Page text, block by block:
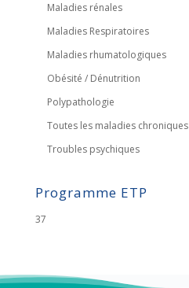
Maladies rénales
Maladies Respiratoires
Maladies rhumatologiques
Obésité / Dénutrition
Polypathologie
Toutes les maladies chroniques
Troubles psychiques
Programme ETP
37